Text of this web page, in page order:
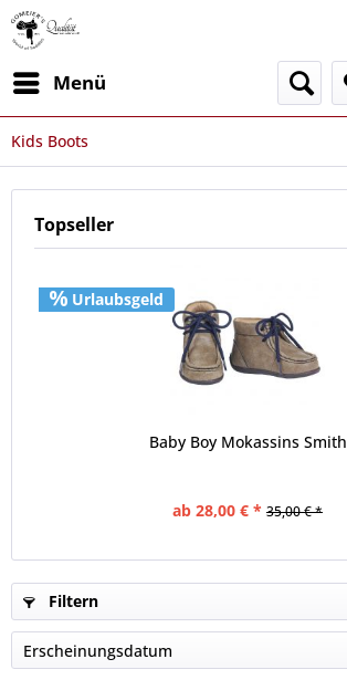
Menü
Kids Boots
Topseller
Urlaubsgeld
Baby Boy Mokassins Smith
ab 28,00 € * 35,00 € *
Filtern